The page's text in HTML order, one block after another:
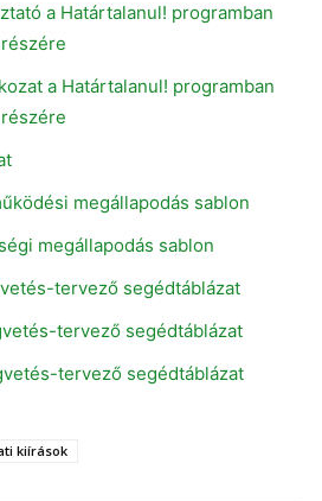
a Határtalanul! programban
a Határtalanul! programban
megállapodás sablon
megállapodás sablon
tervező segédtáblázat
tervező segédtáblázat
tervező segédtáblázat
kiírások